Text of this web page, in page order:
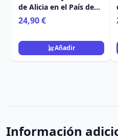
de Alicia en el País de
las Maravillas de Disney
24,90 €
Añadir
Información